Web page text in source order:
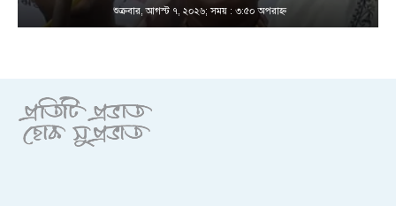
শুক্রবার, আগস্ট ৭, ২০২৬; সময় : ৩:৫০ অপরাহ্ণ